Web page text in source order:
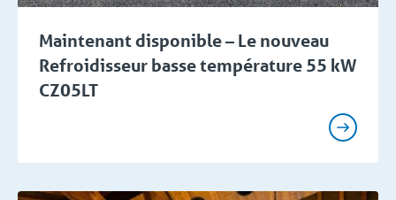
Maintenant disponible – Le nouveau
Refroidisseur basse température 55 kW
CZ05LT